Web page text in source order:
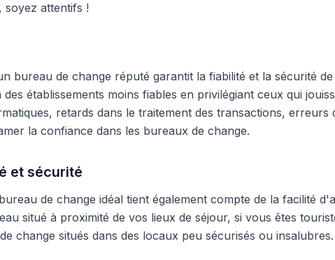
soyez attentifs !
bureau de change réputé garantit la fiabilité et la sécurité
des établissements moins fiables en privilégiant ceux qui
retards dans le traitement des transactions, erreurs
la confiance dans les bureaux de change.
et sécurité
de change idéal tient également compte de la facilité
situé à proximité de vos lieux de séjour, si vous êtes
change situés dans des locaux peu sécurisés ou insalubres.